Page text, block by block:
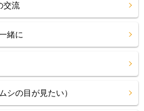
交流
緒に
シの目が見たい）